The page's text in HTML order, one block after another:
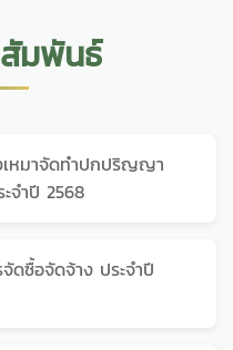
สัมพันธ์
เหมาจัดทำปกปริญญา
จำปี 2568
ดซื้อจัดจ้าง ประจำปี